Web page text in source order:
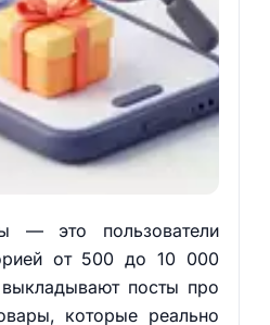
— это пользователи
от 500 до 10 000
посты про
которые реально